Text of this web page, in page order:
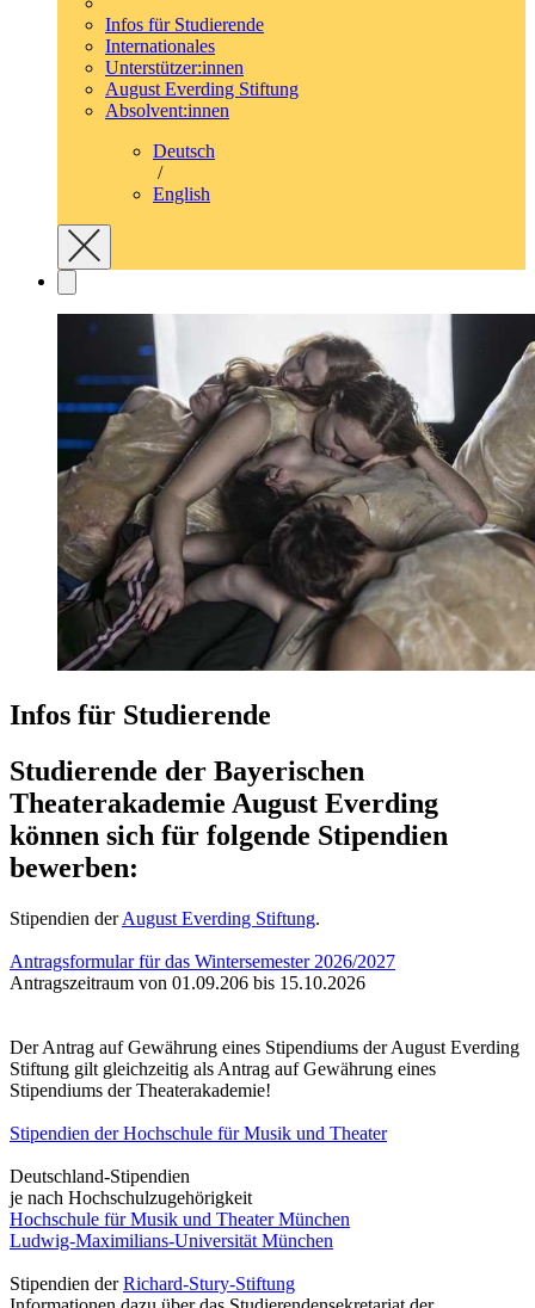
Infos für Studierende
Internationales
Unterstützer:innen
August Everding Stiftung
Absolvent:innen
Deutsch
/
English
Infos für Studierende
Studierende der Bayerischen
Theaterakademie August Everding
können sich für folgende Stipendien
bewerben:
Stipendien derAugust Everding Stiftung.
Antragsformular für das Wintersemester 2026/2027
Antragszeitraum von 01.09.206 bis 15.10.2026
Der Antrag auf Gewährung eines Stipendiums der August Everding
Stiftung gilt gleichzeitig als Antrag auf Gewährung eines
Stipendiums der Theaterakademie!
Stipendien der Hochschule für Musik und Theater
Deutschland-Stipendien
je nach Hochschulzugehörigkeit
Hochschule für Musik und Theater München
Ludwig-Maximilians-Universität München
Stipendien derRichard-Stury-Stiftung